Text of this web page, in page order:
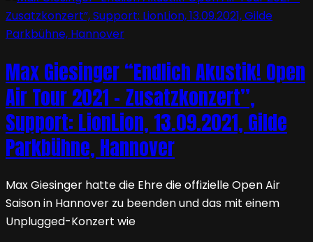
Max Giesinger “Endlich Akustik! Open
Air Tour 2021 – Zusatzkonzert”,
Support: LionLion, 13.09.2021, Gilde
Parkbühne, Hannover
Max Giesinger hatte die Ehre die offizielle Open Air
Saison in Hannover zu beenden und das mit einem
Unplugged-Konzert wie